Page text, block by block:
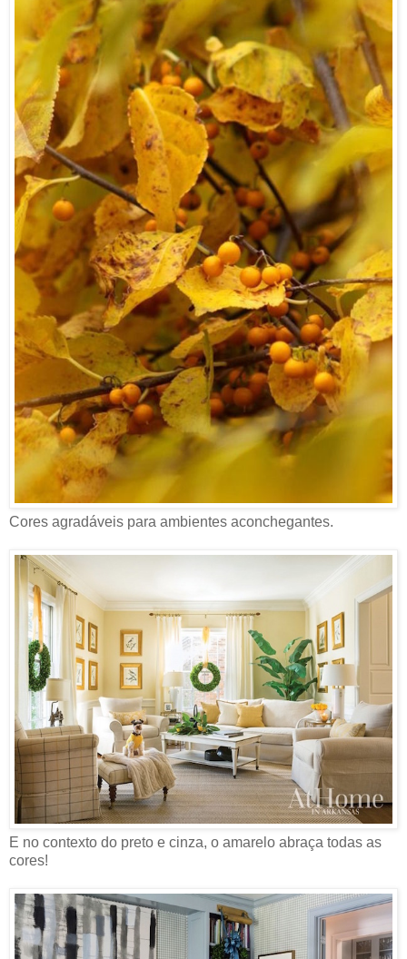
Cores agradáveis para ambientes aconchegantes.
E no contexto do preto e cinza, o amarelo abraça todas as
cores!